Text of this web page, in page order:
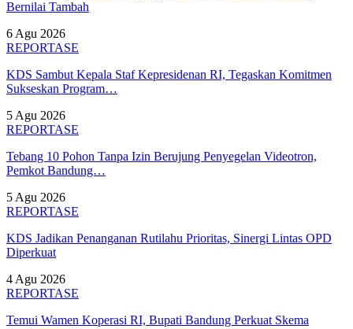
Bernilai Tambah
6 Agu 2026
REPORTASE
KDS Sambut Kepala Staf Kepresidenan RI, Tegaskan Komitmen
Sukseskan Program…
5 Agu 2026
REPORTASE
Tebang 10 Pohon Tanpa Izin Berujung Penyegelan Videotron,
Pemkot Bandung…
5 Agu 2026
REPORTASE
KDS Jadikan Penanganan Rutilahu Prioritas, Sinergi Lintas OPD
Diperkuat
4 Agu 2026
REPORTASE
Temui Wamen Koperasi RI, Bupati Bandung Perkuat Skema